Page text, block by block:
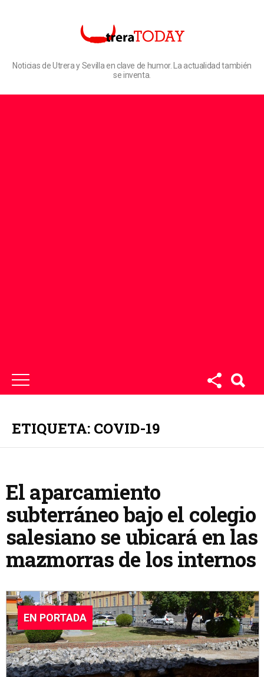
Noticias de Utrera y Sevilla en clave de humor. La actualidad también
se inventa.
ETIQUETA: COVID-19
El aparcamiento
subterráneo bajo el colegio
salesiano se ubicará en las
mazmorras de los internos
EN PORTADA